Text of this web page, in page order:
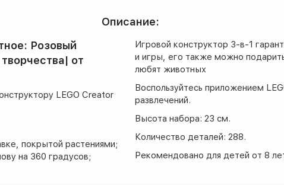
Описание:
Розовый
от
LEGO Creator
покрытой растениями;
на 360 градусов;
Игровой конструктор 3-в-1
и игры, его также можно
любят животных
Воспользуйтесь приложением
развлечений.
Высота набора: 23 см.
Количество деталей: 288.
Рекомендовано для детей от 8